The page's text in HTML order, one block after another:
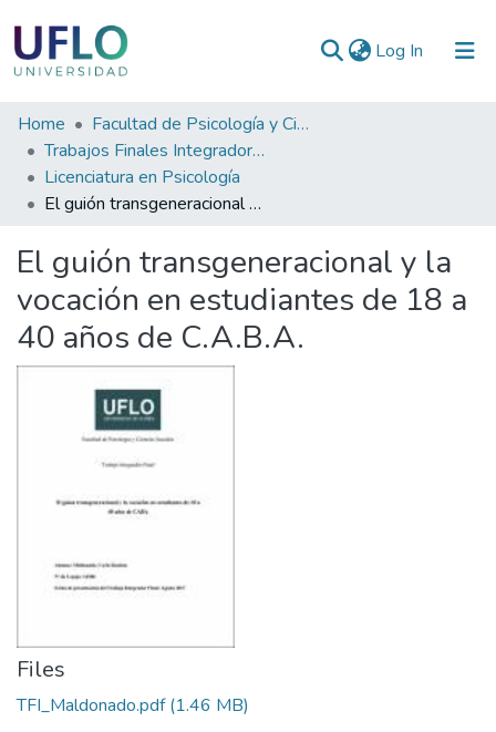
Log In (current)
Communities
&
Collections
Statistics
Home
Facultad de Psicología y Ciencias Sociales
Trabajos Finales Integradores (TFI) de Grado
Licenciatura en Psicología
El guión transgeneracional y la vocación en estudiantes de 18 a 40 años de C.A.B.A.
El guión transgeneracional y la
vocación en estudiantes de 18 a
40 años de C.A.B.A.
Files
TFI_Maldonado.pdf(1.46 MB)